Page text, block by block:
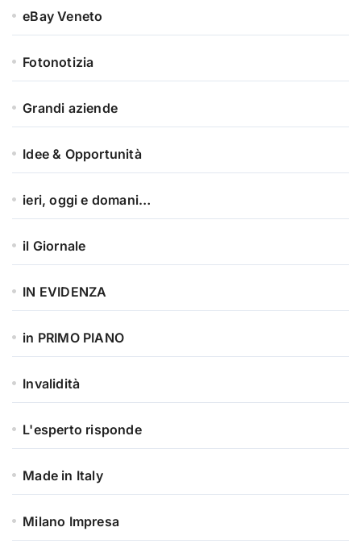
eBay Veneto
Fotonotizia
Grandi aziende
Idee & Opportunità
ieri, oggi e domani…
il Giornale
IN EVIDENZA
in PRIMO PIANO
Invalidità
L'esperto risponde
Made in Italy
Milano Impresa